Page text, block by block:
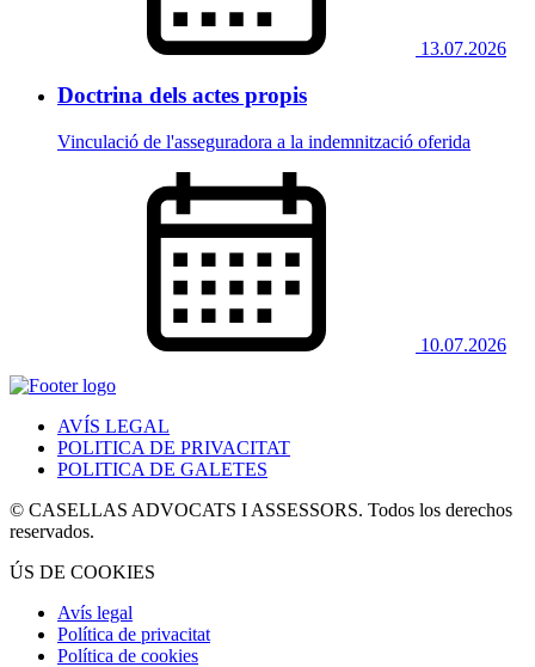
13.07.2026
Doctrina dels actes propis
Vinculació de l'asseguradora a la indemnització oferida
10.07.2026
AVÍS LEGAL
POLITICA DE PRIVACITAT
POLITICA DE GALETES
© CASELLAS ADVOCATS I ASSESSORS. Todos los derechos
reservados.
ÚS DE COOKIES
Avís legal
Política de privacitat
Política de cookies